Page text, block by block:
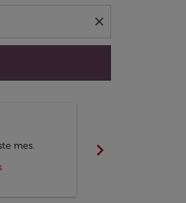
close
mes.
chevron_right